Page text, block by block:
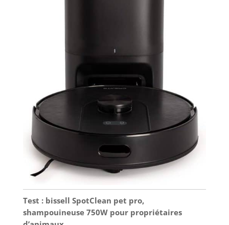
pratique grâce au filet intégré et au crochet pour
Test : bissell SpotClean pet pro,
shampouineuse 750W pour propriétaires